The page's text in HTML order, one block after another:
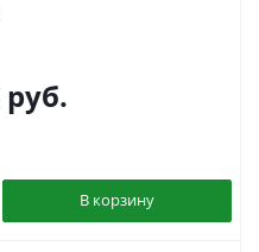
руб.
В корзину